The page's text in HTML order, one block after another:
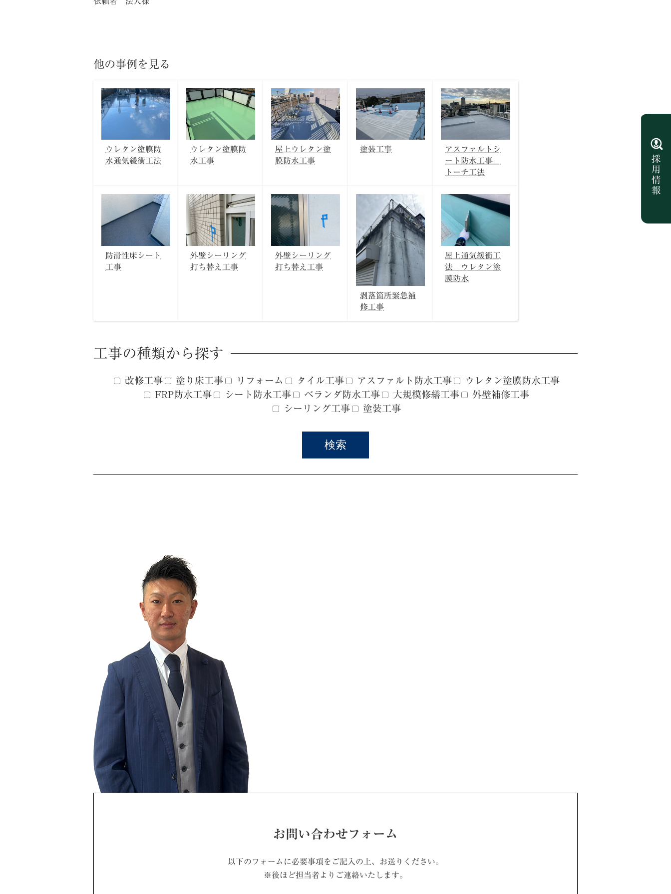
他の事例を見る
ウレタン塗膜防
水通気緩衝工法
ウレタン塗膜防
水工事
屋上ウレタン塗
膜防水工事
塗装工事
アスファルトシ
ート防水工事
トーチ工法
防滑性床シート
工事
外壁シーリング
打ち替え工事
外壁シーリング
打ち替え工事
剥落箇所緊急補
修工事
屋上通気緩衝工
法 ウレタン塗
膜防水
工事の種類から探す
改修工事 塗り床工事 リフォーム タイル工事 アスファルト防水工事
ウレタン塗膜防水工事
FRP防水工事
シート防水工事 ベランダ防水工事 大規模修繕工事
外壁補修工事
シーリング工事
塗装工事
検索
お問い合わせフォーム
以下のフォームに必要事項をご記入の上、お送りください。
※後ほど担当者よりご連絡いたします。